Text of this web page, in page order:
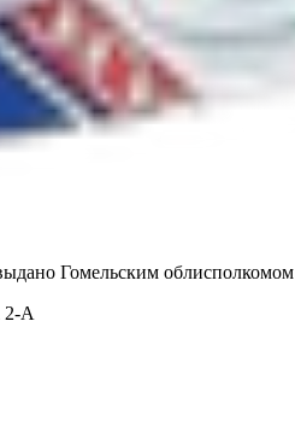
Гомельским облисполкомом
2-А